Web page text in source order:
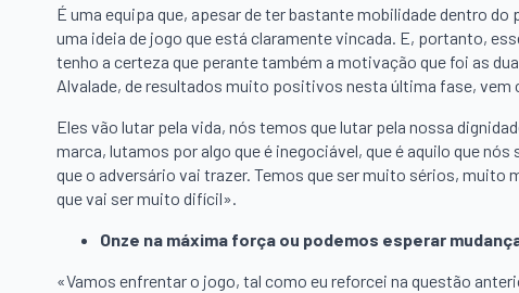
É uma equipa que, apesar de ter bastante mobilidade dentro
uma ideia de jogo que está claramente vincada. E, portanto,
tenho a certeza que perante também a motivação que foi as
Alvalade, de resultados muito positivos nesta última fase, vem
Eles vão lutar pela vida, nós temos que lutar pela nossa
marca, lutamos por algo que é inegociável, que é aquilo que
que o adversário vai trazer. Temos que ser muito sérios,
que vai ser muito difícil».
Onze na máxima força ou podemos esperar
«Vamos enfrentar o jogo, tal como eu reforcei na questão